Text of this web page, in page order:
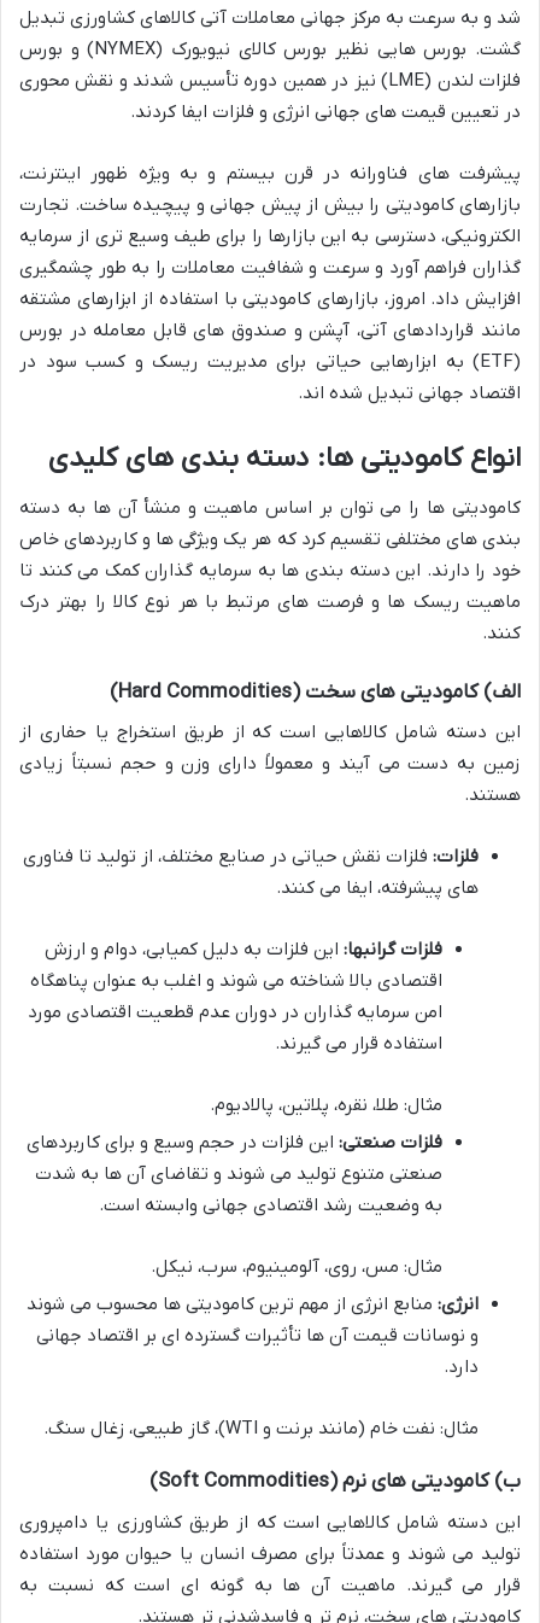
شد و به سرعت به مرکز جهانی معاملات آتی کالاهای کشاورزی تبدیل
گشت. بورس هایی نظیر بورس کالای نیویورک (NYMEX) و بورس
فلزات لندن (LME) نیز در همین دوره تأسیس شدند و نقش محوری
در تعیین قیمت های جهانی انرژی و فلزات ایفا کردند.
پیشرفت های فناورانه در قرن بیستم و به ویژه ظهور اینترنت،
بازارهای کامودیتی را بیش از پیش جهانی و پیچیده ساخت. تجارت
الکترونیکی، دسترسی به این بازارها را برای طیف وسیع تری از سرمایه
گذاران فراهم آورد و سرعت و شفافیت معاملات را به طور چشمگیری
افزایش داد. امروز، بازارهای کامودیتی با استفاده از ابزارهای مشتقه
مانند قراردادهای آتی، آپشن و صندوق های قابل معامله در بورس
(ETF) به ابزارهایی حیاتی برای مدیریت ریسک و کسب سود در
اقتصاد جهانی تبدیل شده اند.
انواع کامودیتی ها: دسته بندی های کلیدی
کامودیتی ها را می توان بر اساس ماهیت و منشأ آن ها به دسته
بندی های مختلفی تقسیم کرد که هر یک ویژگی ها و کاربردهای خاص
خود را دارند. این دسته بندی ها به سرمایه گذاران کمک می کنند تا
ماهیت ریسک ها و فرصت های مرتبط با هر نوع کالا را بهتر درک
کنند.
الف) کامودیتی های سخت (Hard Commodities)
این دسته شامل کالاهایی است که از طریق استخراج یا حفاری از
زمین به دست می آیند و معمولاً دارای وزن و حجم نسبتاً زیادی
هستند.
فلزات: فلزات نقش حیاتی در صنایع مختلف، از تولید تا فناوری
های پیشرفته، ایفا می کنند.
فلزات گرانبها: این فلزات به دلیل کمیابی، دوام و ارزش
اقتصادی بالا شناخته می شوند و اغلب به عنوان پناهگاه
امن سرمایه گذاران در دوران عدم قطعیت اقتصادی مورد
استفاده قرار می گیرند.
مثال: طلا، نقره، پلاتین، پالادیوم.
فلزات صنعتی: این فلزات در حجم وسیع و برای کاربردهای
صنعتی متنوع تولید می شوند و تقاضای آن ها به شدت
به وضعیت رشد اقتصادی جهانی وابسته است.
مثال: مس، روی، آلومینیوم، سرب، نیکل.
انرژی: منابع انرژی از مهم ترین کامودیتی ها محسوب می شوند
و نوسانات قیمت آن ها تأثیرات گسترده ای بر اقتصاد جهانی
دارد.
مثال: نفت خام (مانند برنت و WTI)، گاز طبیعی، زغال سنگ.
ب) کامودیتی های نرم (Soft Commodities)
این دسته شامل کالاهایی است که از طریق کشاورزی یا دامپروری
تولید می شوند و عمدتاً برای مصرف انسان یا حیوان مورد استفاده
قرار می گیرند. ماهیت آن ها به گونه ای است که نسبت به
کامودیتی های سخت، نرم تر و فاسدشدنی تر هستند.